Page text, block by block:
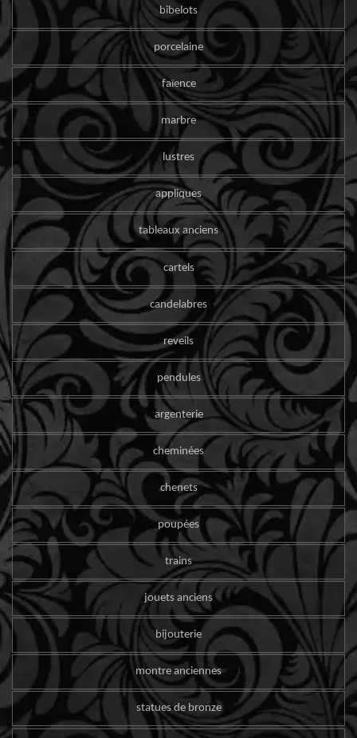
bibelots
porcelaine
faïence
marbre
lustres
appliques
tableaux anciens
cartels
candelabres
reveils
pendules
argenterie
cheminées
chenets
poupées
trains
jouets anciens
bijouterie
montre anciennes
statues de bronze